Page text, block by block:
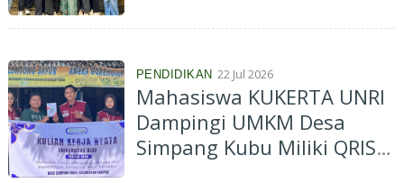
Daftarkan ke Google Maps
PENDIDIKAN 22 Jul 2026
Mahasiswa KUKERTA UNRI
Dampingi UMKM Desa
Simpang Kubu Miliki QRIS,